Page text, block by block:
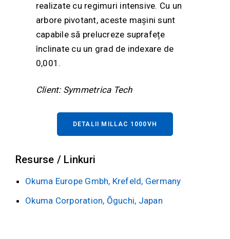
realizate cu regimuri intensive. Cu un
arbore pivotant, aceste mașini sunt
capabile să prelucreze suprafețe
înclinate cu un grad de indexare de
0,001.
Client: Symmetrica Tech
DETALII MILLAC 1000VH
Resurse / Linkuri
Okuma Europe Gmbh, Krefeld, Germany
Okuma Corporation, Ōguchi, Japan